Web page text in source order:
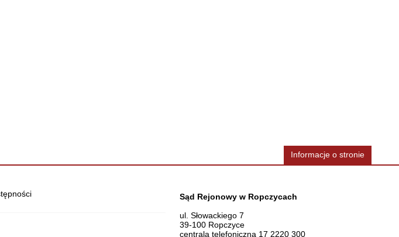
Informacje o stronie
Dane teleadresowe
Sąd Rejonowy w Ropczycach
ul. Słowackiego 7
39-100 Ropczyce
centrala telefoniczna 17 2220 300